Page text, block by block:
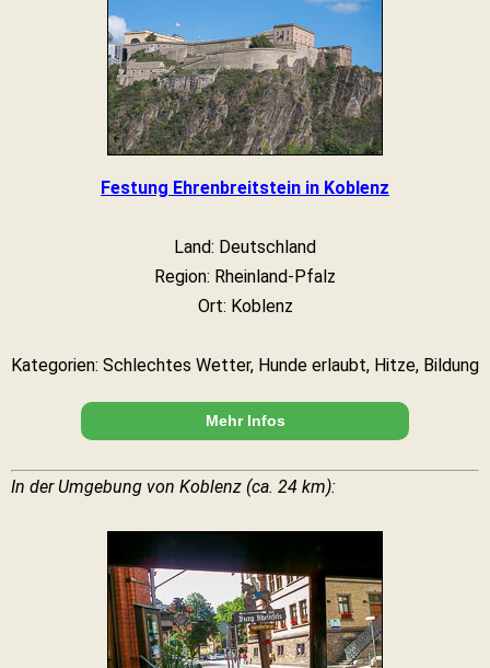
Festung Ehrenbreitstein in Koblenz
Land: Deutschland
Region: Rheinland-Pfalz
Ort: Koblenz
Kategorien: Schlechtes Wetter, Hunde erlaubt, Hitze, Bildung
Mehr Infos
In der Umgebung von Koblenz (ca. 24 km):